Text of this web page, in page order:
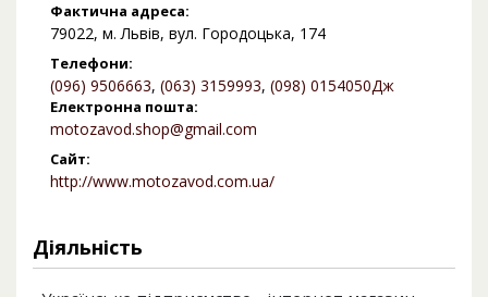
Фактична адреса:
79022, м. Львів, вул. Городоцька, 174
Телефони:
(096) 9506663, (063) 3159993, (098) 0154050Дж
Електронна пошта:
motozavod.shop@gmail.com
Сайт:
http://www.motozavod.com.ua/
Діяльність